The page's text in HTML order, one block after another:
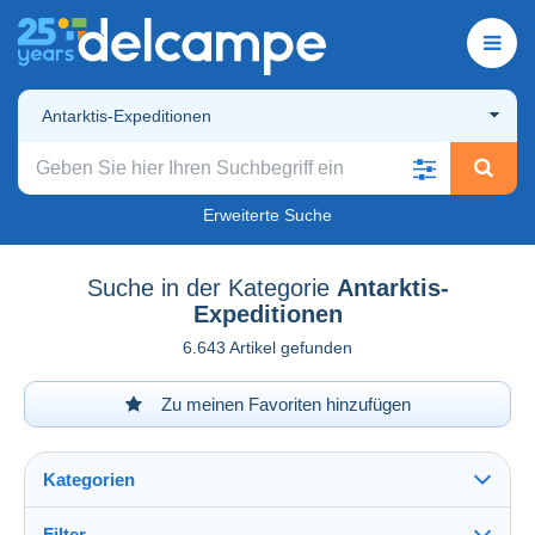
Antarktis-Expeditionen
Erweiterte Suche
Suche in der Kategorie Antarktis-
Expeditionen
6.643 Artikel gefunden
Zu meinen Favoriten hinzufügen
Kategorien